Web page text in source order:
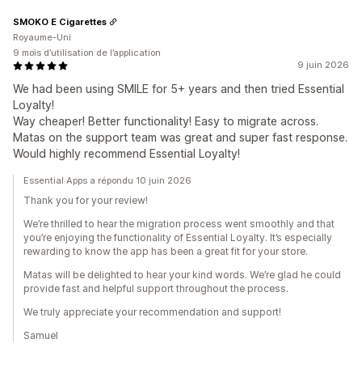
9 juin 2026
We had been using SMILE for 5+ years and then tried Essential
Loyalty!
Way cheaper! Better functionality! Easy to migrate across.
Matas on the support team was great and super fast response.
Would highly recommend Essential Loyalty!
SMOKO E Cigarettes
Royaume-Uni
9 mois d’utilisation de l’application
Essential Apps a répondu 10 juin 2026
Thank you for your review!
We’re thrilled to hear the migration process went smoothly and that
you’re enjoying the functionality of Essential Loyalty. It’s especially
rewarding to know the app has been a great fit for your store.
Matas will be delighted to hear your kind words. We’re glad he could
provide fast and helpful support throughout the process.
We truly appreciate your recommendation and support!
Samuel